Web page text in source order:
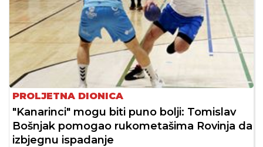
PROLJETNA DIONICA
"Kanarinci" mogu biti puno bolji: Tomislav
Bošnjak pomogao rukometašima Rovinja da
izbjegnu ispadanje